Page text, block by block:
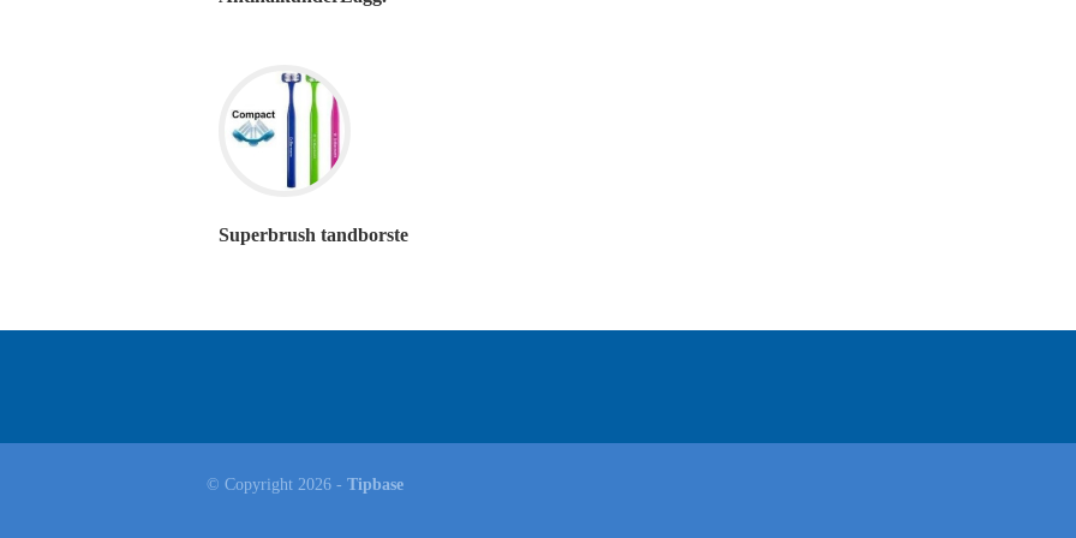
Superbrush tandborste
© Copyright 2026 - Tipbase